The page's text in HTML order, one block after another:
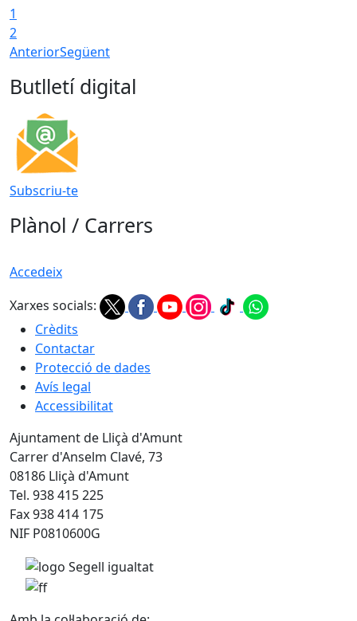
1
2
AnteriorSegüent
Butlletí digital
Subscriu-te
Plànol / Carrers
Accedeix
Xarxes socials:
Crèdits
Contactar
Protecció de dades
Avís legal
Accessibilitat
Ajuntament de Lliçà d'Amunt
Carrer d'Anselm Clavé, 73
08186 Lliçà d'Amunt
Tel. 938 415 225
Fax 938 414 175
NIF P0810600G